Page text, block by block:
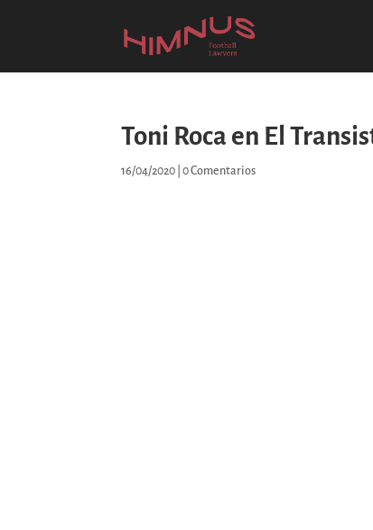
Toni Roca en El
16/04/2020 |0 Comentarios